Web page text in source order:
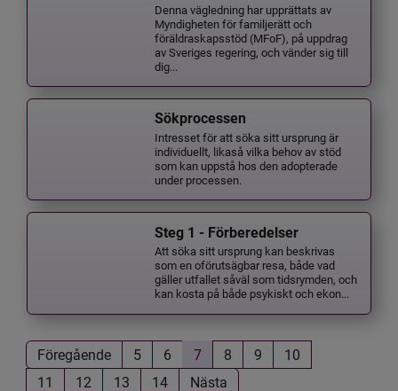
Denna vägledning har upprättats av
Myndigheten för familjerätt och
föräldraskapsstöd (MFoF), på uppdrag
av Sveriges regering, och vänder sig till
dig...
Sökprocessen
Intresset för att söka sitt ursprung är
individuellt, likaså vilka behov av stöd
som kan uppstå hos den adopterade
under processen.
Steg 1 - Förberedelser
Att söka sitt ursprung kan beskrivas
som en oförutsägbar resa, både vad
gäller utfallet såväl som tidsrymden, och
kan kosta på både psykiskt och ekon...
Föregående 5 6 7 8 9
10
11
12 13 14 Nästa